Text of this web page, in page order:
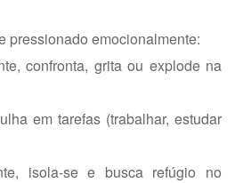
pressionado emocionalmente:
confronta, grita ou explode na
em tarefas (trabalhar, estudar
isola-se e busca refúgio no